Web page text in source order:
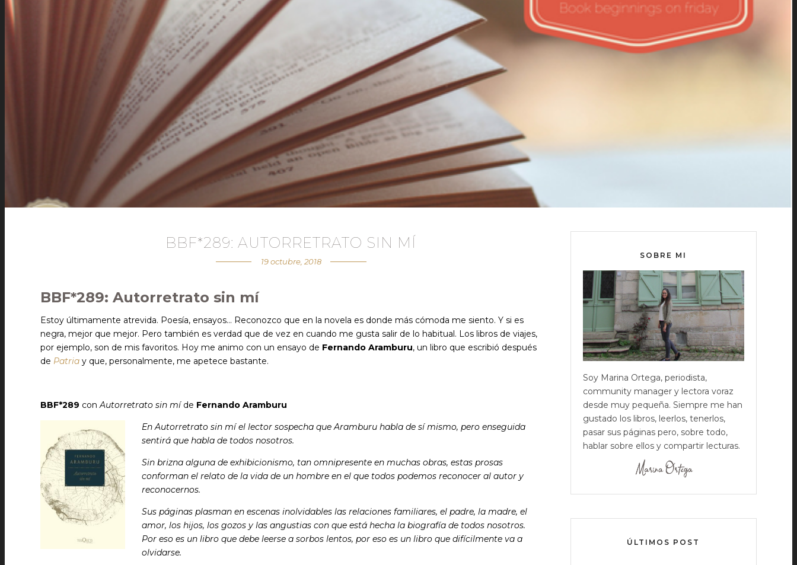
BBF*289: AUTORRETRATO SIN MÍ
19 octubre, 2018
BBF*289: Autorretrato sin mí
Estoy últimamente atrevida. Poesía, ensayos… Reconozco que en la novela es donde más cómoda me siento. Y si es
negra, mejor que mejor. Pero también es verdad que de vez en cuando me gusta salir de lo habitual. Los libros de viajes,
por ejemplo, son de mis favoritos. Hoy me animo con un ensayo de Fernando Aramburu, un libro que escribió después
de Patria y que, personalmente, me apetece bastante.
BBF*289 conAutorretrato sin míde Fernando Aramburu
En Autorretrato sin mí el lector sospecha que Aramburu habla de sí mismo, pero enseguida
sentirá que habla de todos nosotros.
Sin brizna alguna de exhibicionismo, tan omnipresente en muchas obras, estas prosas
conforman el relato de la vida de un hombre en el que todos podemos reconocer al autor y
reconocernos.
Sus páginas plasman en escenas inolvidables las relaciones familiares, el padre, la madre, el
amor, los hijos, los gozos y las angustias con que está hecha la biografía de todos nosotros.
Por eso es un libro que debe leerse a sorbos lentos, por eso es un libro que difícilmente va a
olvidarse.
SOBRE MI
Soy Marina Ortega, periodista,
community manager y lectora voraz
desde muy pequeña. Siempre me han
gustado los libros, leerlos, tenerlos,
pasar sus páginas pero, sobre todo,
hablar sobre ellos y compartir lecturas.
ÚLTIMOS POST